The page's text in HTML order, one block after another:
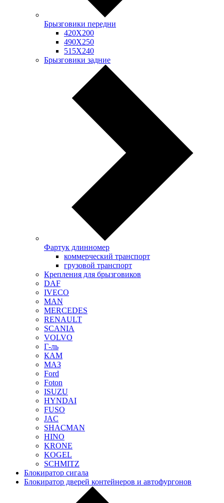
Брызговики передни
420Х200
490Х250
515Х240
Брызговики задние
Фартук длинномер
коммерческий транспорт
грузовой транспорт
Крепления для брызговиков
DAF
IVECO
MAN
MERCEDES
RENAULT
SCANIA
VOLVO
Г-ль
КАМ
МАЗ
Ford
Foton
ISUZU
HYNDAI
FUSO
JAC
SHACMAN
HINO
KRONE
KOGEL
SCHMITZ
Блокиратор сигала
Блокиратор дверей контейнеров и автофургонов